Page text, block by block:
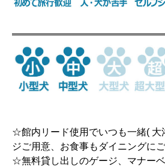
☆館内リード使用でいつも一緒( 大
ジご用意、お食事もダイニングに
☆無料貸し出しのゲージ、マナーベ